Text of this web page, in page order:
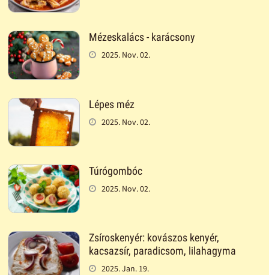
Mézeskalács - karácsony
2025. Nov. 02.
Lépes méz
2025. Nov. 02.
Túrógombóc
2025. Nov. 02.
Zsíroskenyér: kovászos kenyér,
kacsazsír, paradicsom, lilahagyma
2025. Jan. 19.